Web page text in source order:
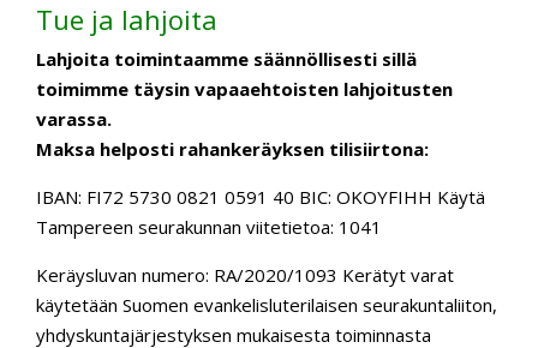
Tue ja lahjoita
Lahjoita toimintaamme säännöllisesti sillä
toimimme täysin vapaaehtoisten lahjoitusten
varassa.
Maksa helposti rahankeräyksen tilisiirtona:
IBAN: FI72 5730 0821 0591 40 BIC: OKOYFIHH Käytä
Tampereen seurakunnan viitetietoa: 1041
Keräysluvan numero: RA/2020/1093 Kerätyt varat
käytetään Suomen evankelisluterilaisen seurakuntaliiton,
yhdyskuntajärjestyksen mukaisesta toiminnasta